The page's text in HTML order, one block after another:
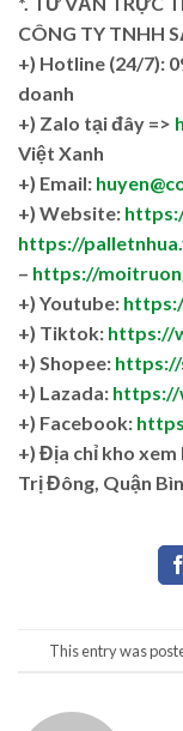
CÔNG TY TNHH
+) Hotline (24/7):
doanh
+) Zalo tại đây =>
Việt Xanh
+) Email:
+) Website:
https://
– https://
+) Youtube:
+) Tiktok: https://
+) Shopee: https://
+) Lazada: https://
+) Facebook:
+) Địa chỉ kho xem
Trị Đông, Quận
This entry was